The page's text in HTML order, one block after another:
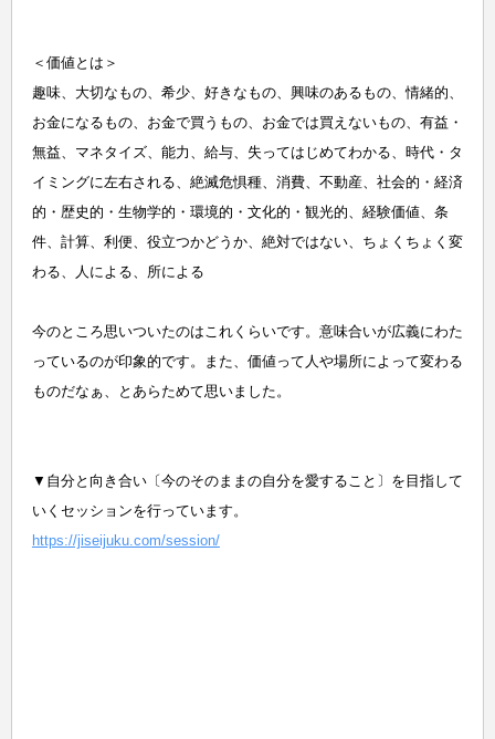
＜価値とは＞
趣味、大切なもの、希少、好きなもの、興味のあるもの、情緒的、
お金になるもの、お金で買うもの、お金では買えないもの、有益・
無益、マネタイズ、能力、給与、失ってはじめてわかる、時代・タ
イミングに左右される、絶滅危惧種、消費、不動産、社会的・経済
的・歴史的・生物学的・環境的・文化的・観光的、経験価値、条
件、計算、利便、役立つかどうか、絶対ではない、ちょくちょく変
わる、人による、所による
今のところ思いついたのはこれくらいです。意味合いが広義にわた
っているのが印象的です。また、価値って人や場所によって変わる
ものだなぁ、とあらためて思いました。
▼自分と向き合い〔今のそのままの自分を愛すること〕を目指して
いくセッションを行っています。
https://jiseijuku.com/session/